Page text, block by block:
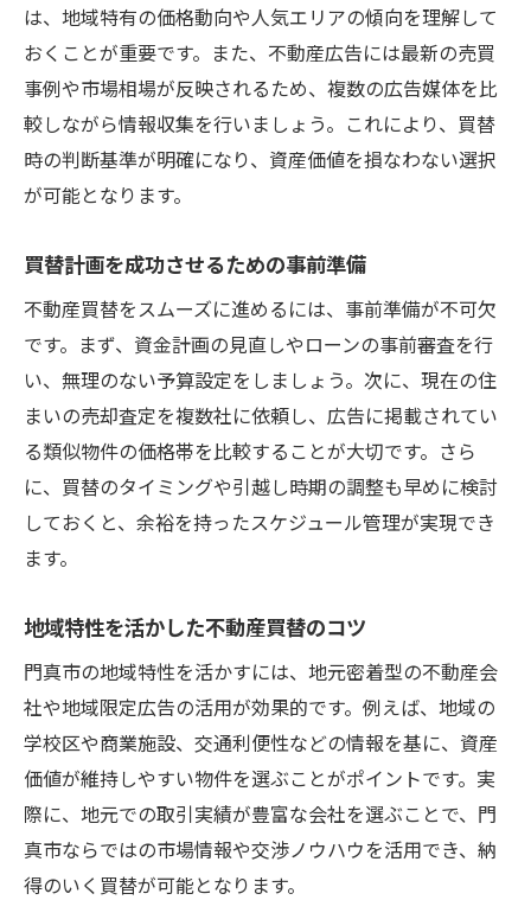
買替を検討するなら知っておきたい注意点
不動産買替で注意すべき契約のポイント
買替時に発生しやすいトラブル事例と対策
不動産買替前に確認したい法的注意事項
門真市での不動産買替失敗例とその教訓
安心して進めるための不動産買替の心得
資産価値を高める門真市の買替戦略とは
不動産買替で資産価値を見極めるポイント
長期的視点で考える門真市の買替戦略
買替時に重視する資産価値の向上方法
不動産買替で将来性ある物件を選ぶコツ
資産運用を意識した不動産買替の進め方
不動産買替を有利に進める広告の見方
広告情報を活かした買替成功の秘訣
信頼できる広告で不動産買替を進行
最新広告を活用した買替タイミングの見極
め
不動産買替に強い媒体の特徴と選び方
買替情報を集める効果的な広告活用法
は、地域特有の価格動向や人気エリアの傾向を理解して
おくことが重要です。また、不動産広告には最新の売買
事例や市場相場が反映されるため、複数の広告媒体を比
較しながら情報収集を行いましょう。これにより、買替
時の判断基準が明確になり、資産価値を損なわない選択
が可能となります。
買替計画を成功させるための事前準備
不動産買替をスムーズに進めるには、事前準備が不可欠
です。まず、資金計画の見直しやローンの事前審査を行
い、無理のない予算設定をしましょう。次に、現在の住
まいの売却査定を複数社に依頼し、広告に掲載されてい
る類似物件の価格帯を比較することが大切です。さら
に、買替のタイミングや引越し時期の調整も早めに検討
しておくと、余裕を持ったスケジュール管理が実現でき
ます。
地域特性を活かした不動産買替のコツ
門真市の地域特性を活かすには、地元密着型の不動産会
社や地域限定広告の活用が効果的です。例えば、地域の
学校区や商業施設、交通利便性などの情報を基に、資産
価値が維持しやすい物件を選ぶことがポイントです。実
際に、地元での取引実績が豊富な会社を選ぶことで、門
真市ならではの市場情報や交渉ノウハウを活用でき、納
得のいく買替が可能となります。